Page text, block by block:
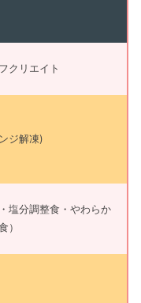
クリエイト
ジ解凍)
塩分調整食・やわらか
）